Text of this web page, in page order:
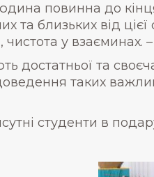
повинна до
та близьких від
у
та
таких
студенти в